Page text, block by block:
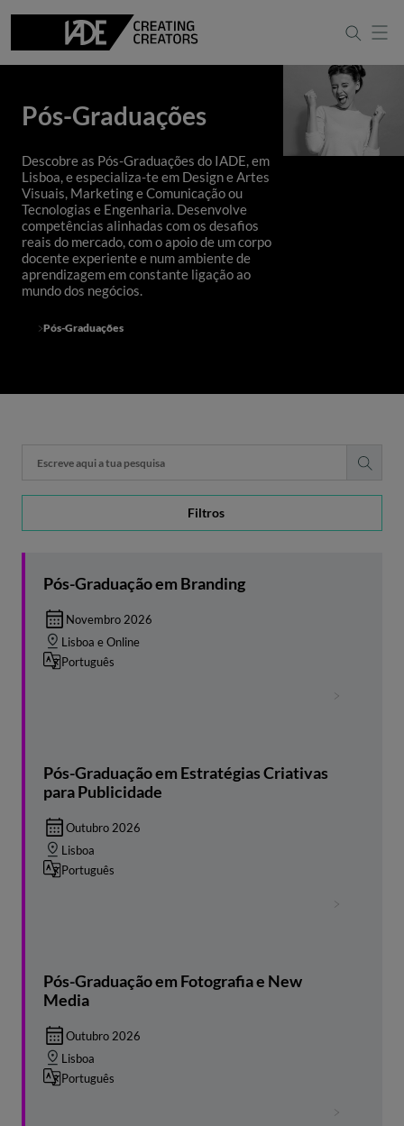
Pós-Graduações
Descobre as Pós-Graduações do IADE, em
Lisboa, e especializa-te em Design e Artes
Visuais, Marketing e Comunicação ou
Tecnologias e Engenharia. Desenvolve
competências alinhadas com os desafios
reais do mercado, com o apoio de um corpo
docente experiente e num ambiente de
aprendizagem em constante ligação ao
mundo dos negócios.
Pós-Graduações
Filtros
Pós-Graduação em Branding
Novembro 2026
Lisboa e Online
Português
Pós-Graduação em Estratégias Criativas
para Publicidade
Outubro 2026
Lisboa
Português
Pós-Graduação em Fotografia e New
Media
Outubro 2026
Lisboa
Português